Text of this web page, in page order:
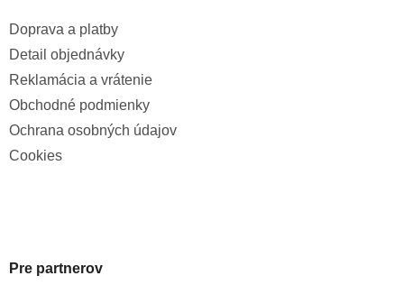
Doprava a platby
Detail objednávky
Reklamácia a vrátenie
Obchodné podmienky
Ochrana osobných údajov
Cookies
Pre partnerov